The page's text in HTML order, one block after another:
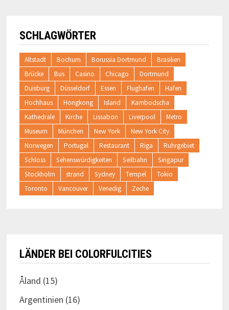
SCHLAGWÖRTER
Altstadt Bochum Borussia Dortmund
Brasilien
Brücke
Bus Casino Chicago
Dortmund
Duisburg
Düsseldorf Essen Flughafen
Hafen
Hochhaus
Hongkong Island
Kambodscha
Kathedrale
Kirche Lissabon Liverpool
Metro
Museum
München New York
New York City
Norwegen
Portugal Restaurant Riga
Ruhrgebiet
Schloss
Sehenswürdigkeiten Seilbahn
Singapur
Stockholm
strand Sydney Tempel
Tokio
Toronto
Vancouver Venedig Zeche
LÄNDER BEI COLORFULCITIES
Åland (15)
Argentinien (16)